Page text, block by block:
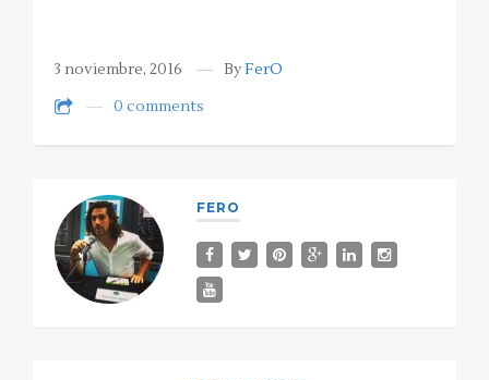
3 noviembre, 2016 ByFerO
0 comments
FERO